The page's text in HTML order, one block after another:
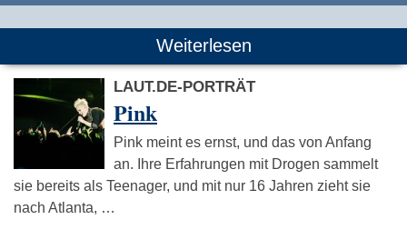
Weiterlesen
LAUT.DE-PORTRÄT
Pink
Pink meint es ernst, und das von Anfang
an. Ihre Erfahrungen mit Drogen sammelt
sie bereits als Teenager, und mit nur 16 Jahren zieht sie
nach Atlanta, …